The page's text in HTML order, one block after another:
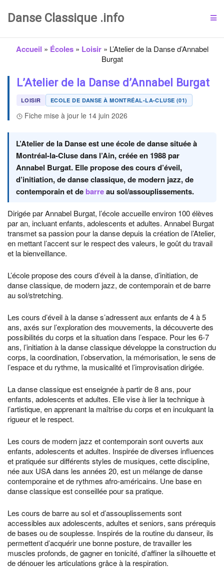
Danse Classique .info
Accueil » Écoles» Loisir» L’Atelier de la Danse d’Annabel
Burgat
L’Atelier de la Danse d’Annabel Burgat
LOISIR ECOLE DE DANSE À MONTRÉAL-LA-CLUSE (01)
Fiche mise à jour le 14 juin 2026
L’Atelier de la Danse est une école de danse située à
Montréal-la-Cluse dans l’Ain, créée en 1988 par
Annabel Burgat. Elle propose des cours d’éveil,
d’initiation, de danse classique, de modern jazz, de
contemporain et de barreau sol/assouplissements.
Dirigée par Annabel Burgat, l’école accueille environ 100 élèves
par an, incluant enfants, adolescents et adultes. Annabel Burgat
transmet sa passion pour la danse depuis la création de l’Atelier,
en mettant l’accent sur le respect des valeurs, le goût du travail
et la bienveillance.
L’école propose des cours d’éveil à la danse, d’initiation, de
danse classique, de modern jazz, de contemporain et de barre
au sol/stretching.
Les cours d’éveil à la danse s’adressent aux enfants de 4 à 5
ans, axés sur l’exploration des mouvements, la découverte des
possibilités du corps et la situation dans l’espace. Pour les 6-7
ans, l’initiation à la danse classique développe la construction du
corps, la coordination, l’observation, la mémorisation, le sens de
l’espace et du rythme, la musicalité et l’improvisation dirigée.
La danse classique est enseignée à partir de 8 ans, pour
enfants, adolescents et adultes. Elle vise à lier la technique à
l’artistique, en apprenant la maîtrise du corps et en inculquant la
rigueur et le respect.
Les cours de modern jazz et contemporain sont ouverts aux
enfants, adolescents et adultes. Inspirée de diverses influences
et pratiquée sur différents styles de musiques, cette discipline,
née aux USA dans les années 20, est un mélange de danse
contemporaine et de rythmes afro-américains. Une base en
danse classique est conseillée pour sa pratique.
Les cours de barre au sol et d’assouplissements sont
accessibles aux adolescents, adultes et seniors, sans prérequis
de bases ou de souplesse. Inspirés de la routine du danseur, ils
permettent d’acquérir une bonne posture, de travailler les
muscles profonds, de gagner en tonicité, d’affiner la silhouette et
de dénouer les articulations grâce à la respiration.